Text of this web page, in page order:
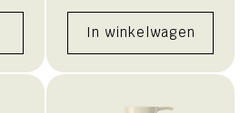
prijs
In winkelwagen